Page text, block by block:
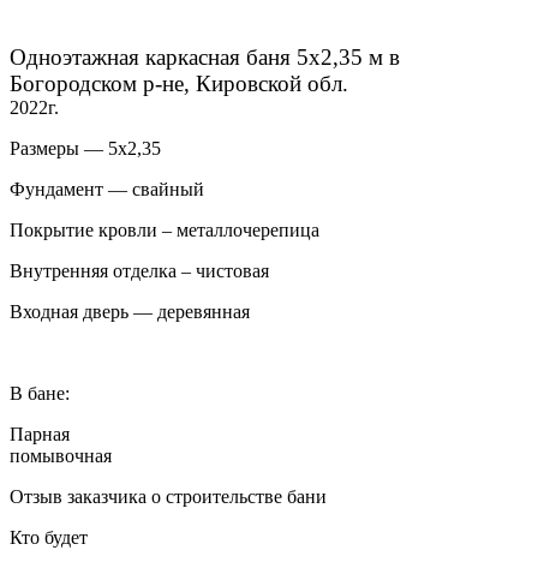
Одноэтажная каркасная баня 5х2,35 м в
Богородском р-не, Кировской обл.
2022г.
Размеры — 5х2,35
Фундамент — свайный
Покрытие кровли – металлочерепица
Внутренняя отделка – чистовая
Входная дверь — деревянная
В бане:
Парная
помывочная
Отзыв заказчика о строительстве бани
Кто будет